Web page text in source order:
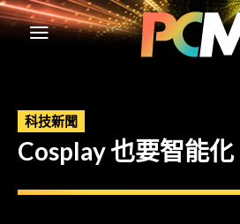
科技新聞
Cosplay 也要智能化